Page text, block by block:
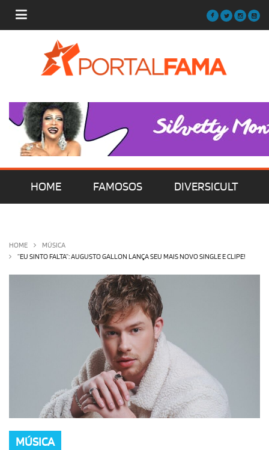
HOME FAMOSOS DIVERSICULT
OLHA ISSO! EU QUERO!
HOME
MÚSICA
“EU SINTO FALTA”: AUGUSTO GALLON LANÇA SEU MAIS NOVO SINGLE E CLIPE!
MÚSICA